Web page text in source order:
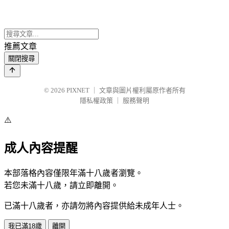
推薦文章
關閉搜尋
© 2026 PIXNET
文章與圖片權利屬原作者所有
隱私權政策
服務聲明
⚠️
成人內容提醒
本部落格內容僅限年滿十八歲者瀏覽。
若您未滿十八歲，請立即離開。
已滿十八歲者，亦請勿將內容提供給未成年人士。
我已滿18歲 離開